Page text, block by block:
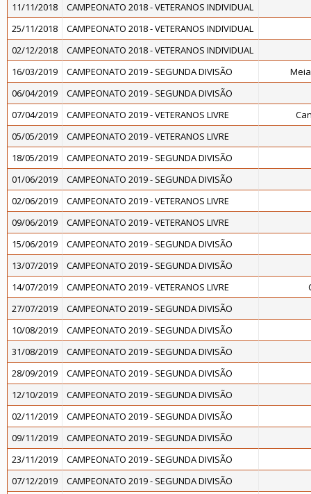
11/11/2018
CAMPEONATO 2018 - VETERANOS INDIVIDUAL
25/11/2018
CAMPEONATO 2018 - VETERANOS INDIVIDUAL
02/12/2018
CAMPEONATO 2018 - VETERANOS INDIVIDUAL
16/03/2019
CAMPEONATO 2019 - SEGUNDA DIVISÃO
06/04/2019
CAMPEONATO 2019 - SEGUNDA DIVISÃO
07/04/2019
CAMPEONATO 2019 - VETERANOS LIVRE
05/05/2019
CAMPEONATO 2019 - VETERANOS LIVRE
18/05/2019
CAMPEONATO 2019 - SEGUNDA DIVISÃO
01/06/2019
CAMPEONATO 2019 - SEGUNDA DIVISÃO
02/06/2019
CAMPEONATO 2019 - VETERANOS LIVRE
09/06/2019
CAMPEONATO 2019 - VETERANOS LIVRE
15/06/2019
CAMPEONATO 2019 - SEGUNDA DIVISÃO
13/07/2019
CAMPEONATO 2019 - SEGUNDA DIVISÃO
14/07/2019
CAMPEONATO 2019 - VETERANOS LIVRE
27/07/2019
CAMPEONATO 2019 - SEGUNDA DIVISÃO
10/08/2019
CAMPEONATO 2019 - SEGUNDA DIVISÃO
31/08/2019
CAMPEONATO 2019 - SEGUNDA DIVISÃO
28/09/2019
CAMPEONATO 2019 - SEGUNDA DIVISÃO
12/10/2019
CAMPEONATO 2019 - SEGUNDA DIVISÃO
02/11/2019
CAMPEONATO 2019 - SEGUNDA DIVISÃO
09/11/2019
CAMPEONATO 2019 - SEGUNDA DIVISÃO
23/11/2019
CAMPEONATO 2019 - SEGUNDA DIVISÃO
07/12/2019
CAMPEONATO 2019 - SEGUNDA DIVISÃO